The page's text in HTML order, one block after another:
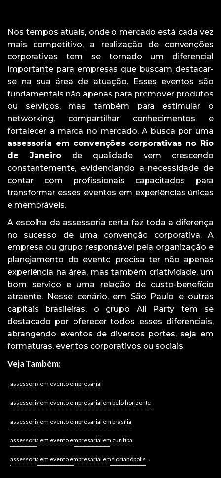
Nos tempos atuais, onde o mercado está cada vez
mais competitivo, a realização de convenções
corporativas tem se tornado um diferencial
importante para empresas que buscam destacar-
se na sua área de atuação. Esses eventos são
fundamentais não apenas para promover produtos
ou serviços, mas também para estimular o
networking, compartilhar conhecimentos e
fortalecer a marca no mercado. A busca por uma
assessoria em convenções corporativas no Rio
de Janeiro de qualidade vem crescendo
constantemente, evidenciando a necessidade de
contar com profissionais capacitados para
transformar esses eventos em experiências únicas
e memoráveis.
A escolha da assessoria certa faz toda a diferença
no sucesso de uma convenção corporativa. A
empresa ou grupo responsável pela organização e
planejamento do evento precisa ter não apenas
experiência na área, mas também criatividade, um
bom serviço e uma relação de custo-benefício
atraente. Nesse cenário, em São Paulo e outras
capitais brasileiras, o grupo All Party tem se
destacado por oferecer todos esses diferenciais,
abrangendo eventos de diversos portes, seja em
formaturas, eventos corporativos ou sociais.
Veja Também:
assessoria em evento empresarial
assessoria em evento empresarial em belo horizonte
assessoria em evento empresarial em brasília
assessoria em evento empresarial em curitiba
assessoria em evento empresarial em florianópolis .